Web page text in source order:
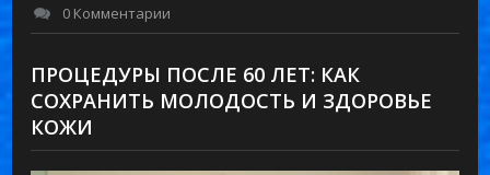
0 Комментарии
ПРОЦЕДУРЫ ПОСЛЕ 60 ЛЕТ: КАК
СОХРАНИТЬ МОЛОДОСТЬ И ЗДОРОВЬЕ
КОЖИ